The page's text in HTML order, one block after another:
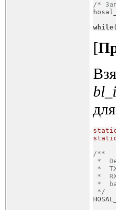
/*
while(
[
/**
*
*
*
*
*/